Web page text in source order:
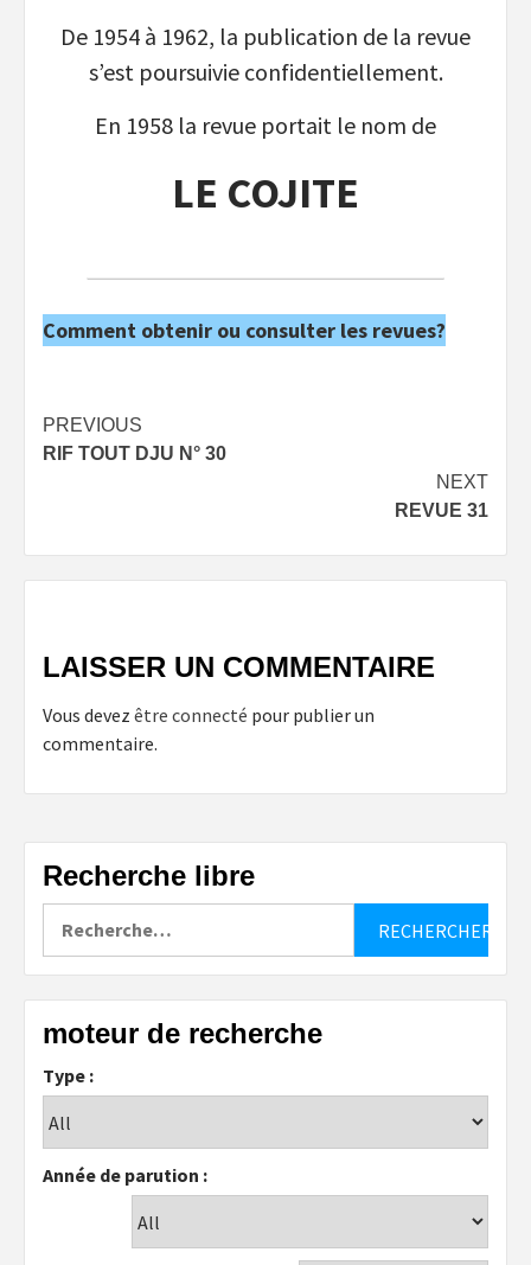
De 1954 à 1962, la publication de la revue
s’est poursuivie confidentiellement.
En 1958 la revue portait le nom de
LE COJITE
Comment obtenir ou consulter les revues?
Post
navigation
PREVIOUS
RIF TOUT DJU N° 30
NEXT
REVUE 31
LAISSER UN COMMENTAIRE
Vous devez être connecté pour publier un
commentaire.
Recherche libre
moteur de recherche
Type :
Année de parution :